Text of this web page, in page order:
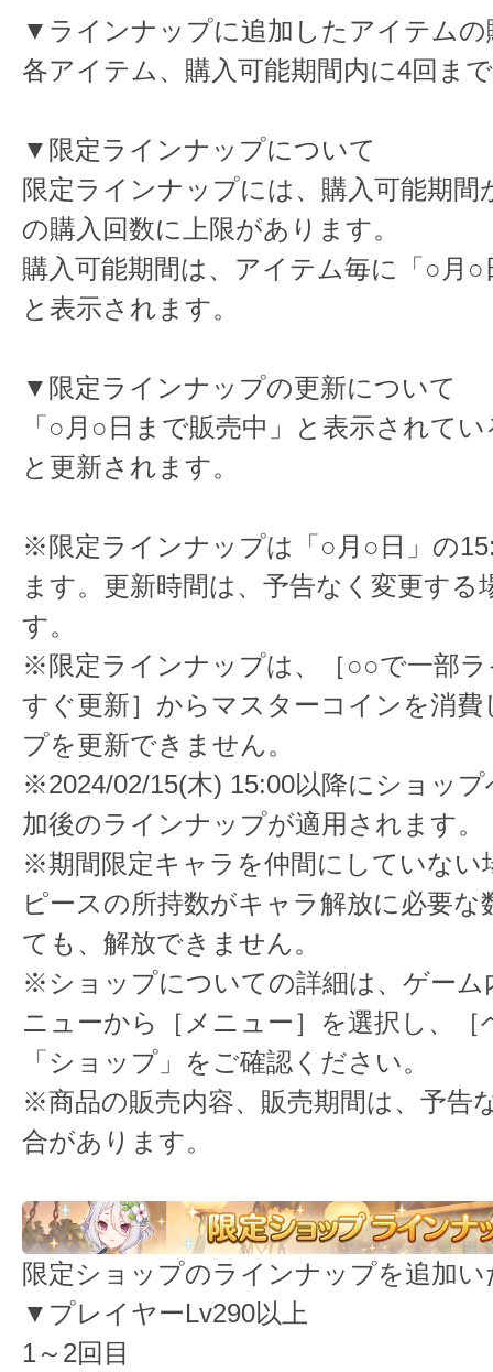
▼ラインナップに追加したアイテムの
各アイテム、購入可能期間内に4回ま
▼限定ラインナップについて
限定ラインナップには、購入可能期間
の購入回数に上限があります。
購入可能期間は、アイテム毎に「○月○
と表示されます。
▼限定ラインナップの更新について
「○月○日まで販売中」と表示されて
と更新されます。
※限定ラインナップは「○月○日」の
ます。更新時間は、予告なく変更する
す。
※限定ラインナップは、［○○で一部
すぐ更新］からマスターコインを消
プを更新できません。
※2024/02/15(木) 15:00以降にショッ
加後のラインナップが適用されます。
※期間限定キャラを仲間にしていない
ピースの所持数がキャラ解放に必要な
ても、解放できません。
※ショップについての詳細は、ゲーム
ニューから［メニュー］を選択し、［
「ショップ」をご確認ください。
※商品の販売内容、販売期間は、予告
合があります。
限定ショップのラインナップを追加
▼プレイヤーLv290以上
1～2回目